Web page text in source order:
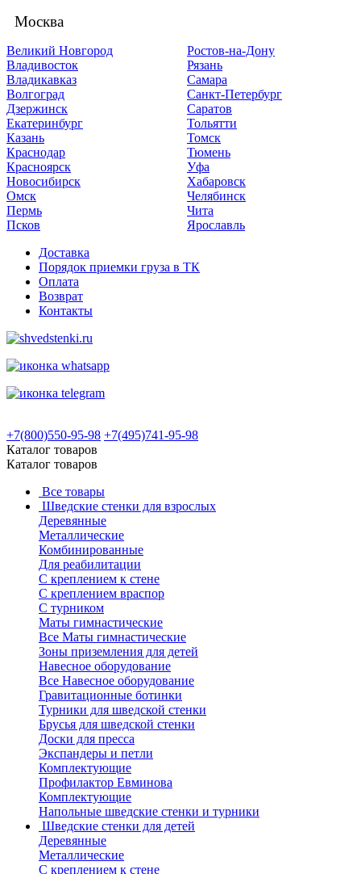
Москва
Великий Новгород
Владивосток
Владикавказ
Волгоград
Дзержинск
Екатеринбург
Казань
Краснодар
Красноярск
Новосибирск
Омск
Пермь
Псков
Ростов-на-Дону
Рязань
Самара
Санкт-Петербург
Саратов
Тольятти
Томск
Тюмень
Уфа
Хабаровск
Челябинск
Чита
Ярославль
Доставка
Порядок приемки груза в ТК
Оплата
Возврат
Контакты
+7(800)550-95-98 +7(495)741-95-98
Каталог товаров
Каталог товаров
Все товары
Шведские стенки для взрослых
Деревянные
Металлические
Комбинированные
Для реабилитации
С креплением к стене
С креплением враспор
С турником
Маты гимнастические
Все Маты гимнастические
Зоны приземления для детей
Навесное оборудование
Все Навесное оборудование
Гравитационные ботинки
Турники для шведской стенки
Брусья для шведской стенки
Доски для пресса
Экспандеры и петли
Комплектующие
Профилактор Евминова
Комплектующие
Напольные шведские стенки и турники
Шведские стенки для детей
Деревянные
Металлические
С креплением к стене